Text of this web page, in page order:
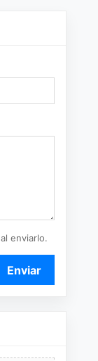
enviarlo.
Enviar